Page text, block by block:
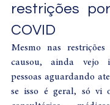
restrições
COVID
Mesmo nas
causou, ainda vejo
pessoas aguardando
se isso é geral, só vi